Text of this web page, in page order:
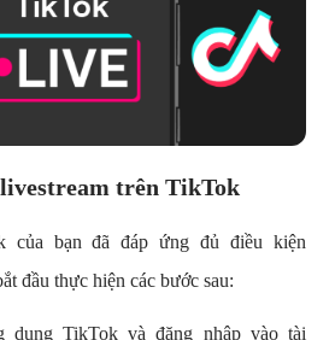
trên TikTok
của bạn đã đáp ứng đủ điều kiện
đầu thực hiện các bước sau:
dụng TikTok và đăng nhập vào tài